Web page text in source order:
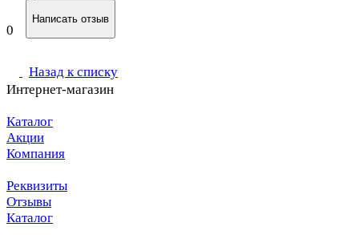
0
Написать отзыв
Назад к списку
Интернет-магазин
Каталог
Акции
Компания
Реквизиты
Отзывы
Каталог